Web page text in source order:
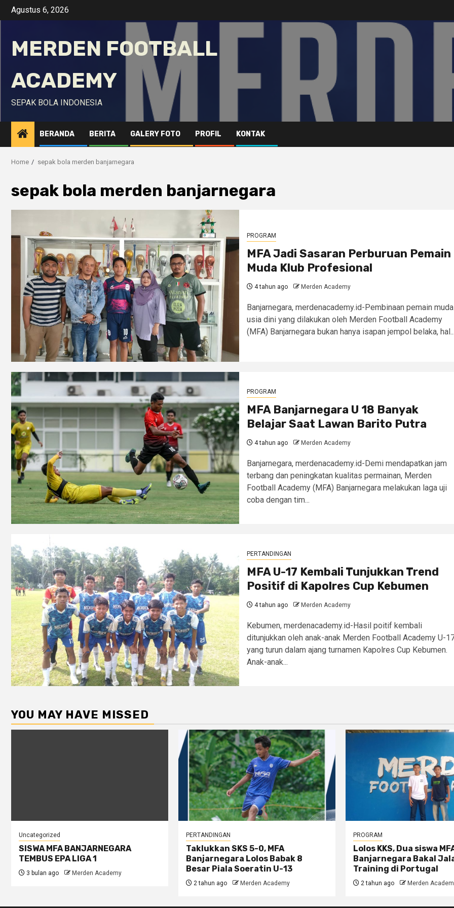
SkipAgustus 6, 2026
MERDEN FOOTBALL
ACADEMY
SEPAK BOLA INDONESIA
BERANDA BERITA GALERY FOTO PROFIL KONTAK
Home sepak bola merden banjarnegara
sepak bola merden banjarnegara
PROGRAM
MFA Jadi Sasaran Perburuan Pemain
Muda Klub Profesional
4 tahun ago Merden Academy
Banjarnegara, merdenacademy.id-Pembinaan pemain muda
usia dini yang dilakukan oleh Merden Football Academy
(MFA) Banjarnegara bukan hanya isapan jempol belaka,
PROGRAM
MFA Banjarnegara U 18 Banyak
Belajar Saat Lawan Barito Putra
4 tahun ago Merden Academy
Banjarnegara, merdenacademy.id-Demi mendapatkan jam
terbang dan peningkatan kualitas permainan, Merden
Football Academy (MFA) Banjarnegara melakukan laga uji
coba dengan tim...
PERTANDINGAN
MFA U-17 Kembali Tunjukkan Trend
Positif di Kapolres Cup Kebumen
4 tahun ago Merden Academy
Kebumen, merdenacademy.id-Hasil poitif kembali
ditunjukkan oleh anak-anak Merden Football Academy U-
yang turun dalam ajang turnamen Kapolres Cup Kebumen.
Anak-anak...
YOU MAY HAVE MISSED
Uncategorized
SISWA MFA BANJARNEGARA
TEMBUS EPA LIGA 1
3 bulan ago Merden Academy
PERTANDINGAN
Taklukkan SKS 5-0, MFA
Banjarnegara Lolos Babak 8
Besar Piala Soeratin U-13
2 tahun ago Merden Academy
PROGRAM
Lolos KKS, Dua siswa
Banjarnegara Bakal
Training di Portugal
2 tahun ago Merden